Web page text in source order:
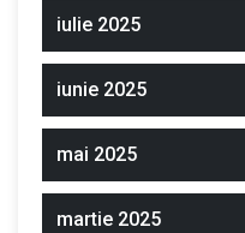
iulie 2025
iunie 2025
mai 2025
martie 2025